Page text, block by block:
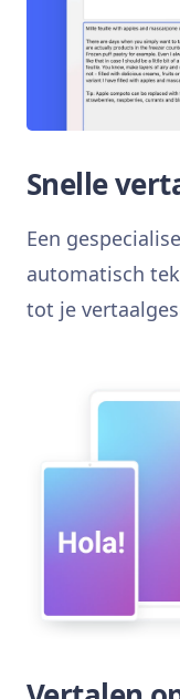
Snelle
Een
automatisch
tot je